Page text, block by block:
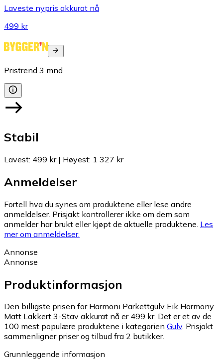
Laveste nypris akkurat nå
499 kr
Pristrend 3 mnd
Stabil
Lavest: 499 kr| Høyest: 1 327 kr
Anmeldelser
Fortell hva du synes om produktene eller lese andre
anmeldelser. Prisjakt kontrollerer ikke om dem som
anmelder har brukt eller kjøpt de aktuelle produktene. Les
mer om anmeldelser.
Annonse
Annonse
Produktinformasjon
Den billigste prisen for Harmoni Parkettgulv Eik Harmony
Matt Lakkert 3-Stav akkurat nå er 499 kr. Det er et av de
100 mest populære produktene i kategorien Gulv. Prisjakt
sammenligner priser og tilbud fra 2 butikker.
Grunnleggende informasjon